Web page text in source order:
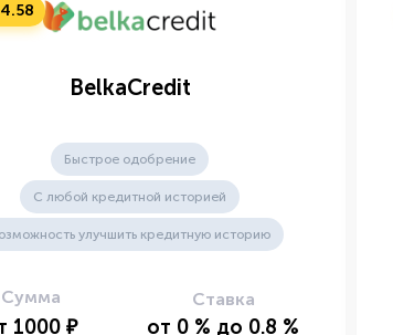
4.58
BelkaCredit
Быстрое одобрение
С любой кредитной историей
улучшить кредитную историю
Сумма
1000 ₽
Ставка
от 0 % до 0.8 %